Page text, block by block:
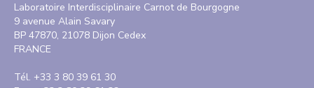
Laboratoire Interdisciplinaire Carnot de Bourgogne
9 avenue Alain Savary
BP 47870, 21078 Dijon Cedex
FRANCE
Tél. +33 3 80 39 61 30